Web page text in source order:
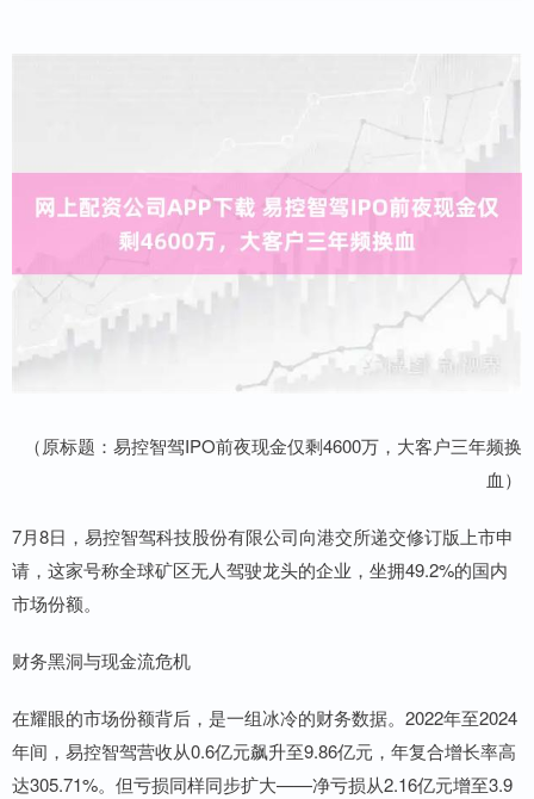
（原标题：易控智驾IPO前夜现金仅剩4600万，大客户三年频换
血）
7月8日，易控智驾科技股份有限公司向港交所递交修订版上市申
请，这家号称全球矿区无人驾驶龙头的企业，坐拥49.2%的国内
市场份额。
财务黑洞与现金流危机
在耀眼的市场份额背后，是一组冰冷的财务数据。2022年至2024
年间，易控智驾营收从0.6亿元飙升至9.86亿元，年复合增长率高
达305.71%。但亏损同样同步扩大——净亏损从2.16亿元增至3.9